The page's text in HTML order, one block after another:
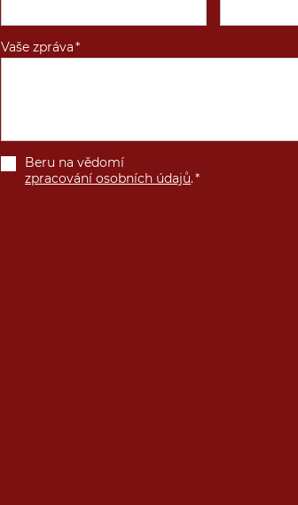
Vaše zpráva
Beru na vědomí
zpracování osobních údajů.